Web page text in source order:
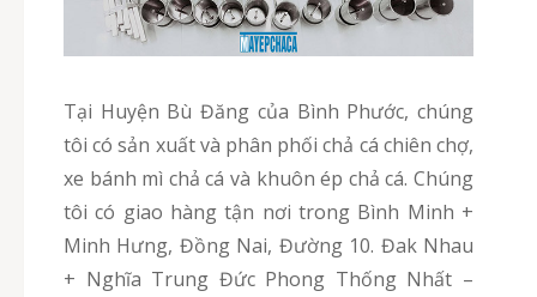
Tại Huyện Bù Đăng của Bình Phước, chúng
tôi có sản xuất và phân phối chả cá chiên chợ,
xe bánh mì chả cá và khuôn ép chả cá. Chúng
tôi có giao hàng tận nơi trong Bình Minh +
Minh Hưng, Đồng Nai, Đường 10. Đak Nhau
+ Nghĩa Trung Đức Phong Thống Nhất –